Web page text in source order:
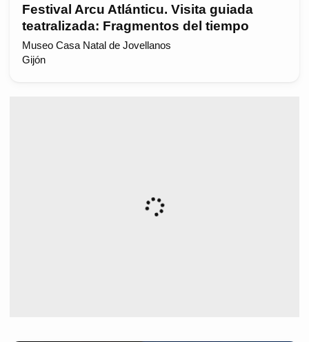
Festival Arcu Atlánticu. Visita guiada
teatralizada: Fragmentos del tiempo
Museo Casa Natal de Jovellanos
Gijón